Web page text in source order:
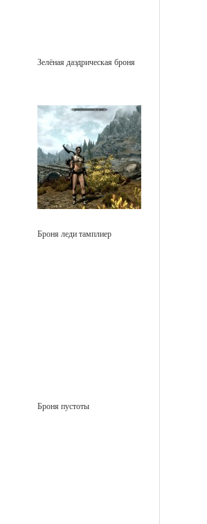
Зелёная даэдрическая броня
Броня леди тамплиер
Броня пустоты